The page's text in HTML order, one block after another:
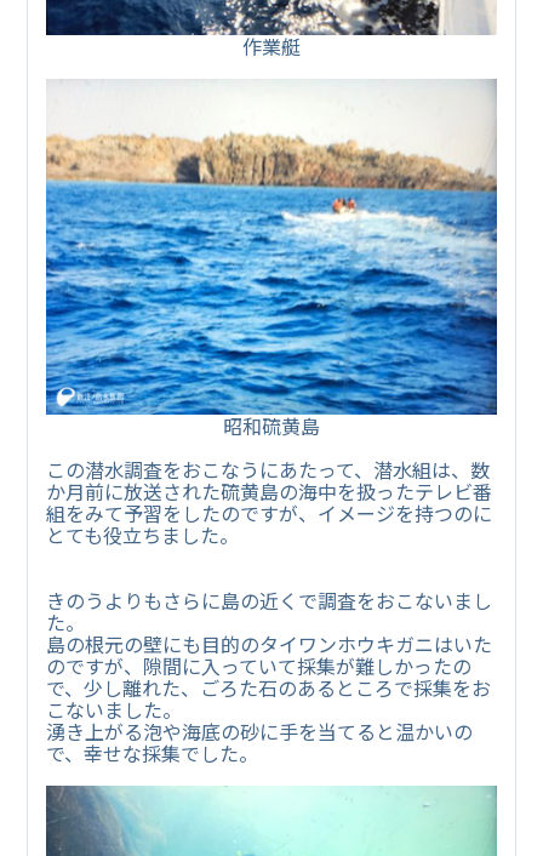
作業艇
昭和硫黄島
この潜水調査をおこなうにあたって、潜水組は、数
か月前に放送された硫黄島の海中を扱ったテレビ番
組をみて予習をしたのですが、イメージを持つのに
とても役立ちました。
きのうよりもさらに島の近くで調査をおこないまし
た。
島の根元の壁にも目的のタイワンホウキガニはいた
のですが、隙間に入っていて採集が難しかったの
で、少し離れた、ごろた石のあるところで採集をお
こないました。
湧き上がる泡や海底の砂に手を当てると温かいの
で、幸せな採集でした。